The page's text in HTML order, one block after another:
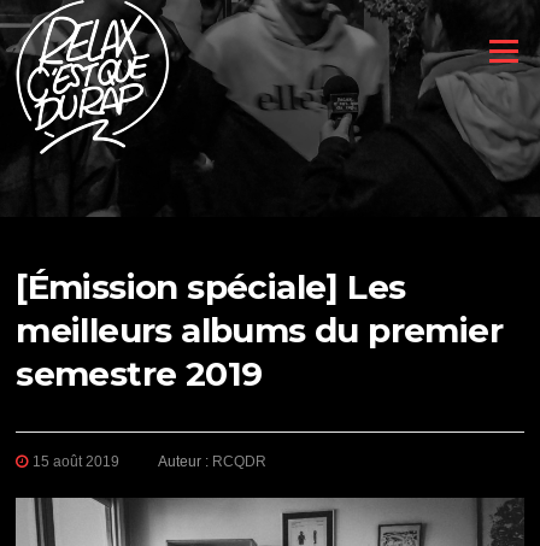
Aller
contenu
Menu
[Émission spéciale] Les
meilleurs albums du premier
semestre 2019
15 août 2019 Auteur : RCQDR